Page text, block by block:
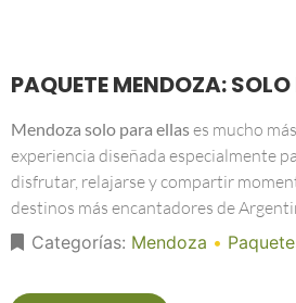
PAQUETE MENDOZA:
Mendoza solo para ellases mucho
experiencia diseñada especialmente
disfrutar, relajarse y compartir
destinos más encantadores de
Categorías: Mendoza •